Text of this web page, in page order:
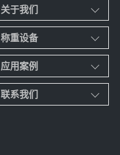
关于我们
称重设备
应用案例
联系我们